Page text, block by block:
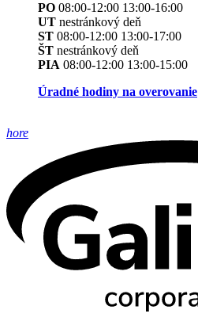
PO 08:00-12:00 13:00-16:00
UT nestránkový deň
ST 08:00-12:00 13:00-17:00
ŠT nestránkový deň
PIA 08:00-12:00 13:00-15:00
Úradné hodiny na overovanie
hore